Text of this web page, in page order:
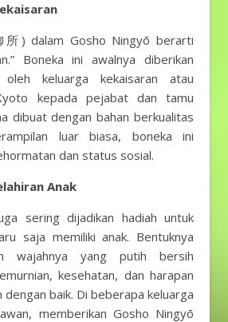
所) dalam Gosho Ningyō berarti
Boneka ini awalnya diberikan
oleh keluarga kekaisaran atau
kepada pejabat dan tamu
dibuat dengan bahan berkualitas
luar biasa, boneka ini
dan status sosial.
Anak
sering dijadikan hadiah untuk
saja memiliki anak. Bentuknya
wajahnya yang putih bersih
kesehatan, dan harapan
dengan baik. Di beberapa keluarga
memberikan Gosho Ningyō